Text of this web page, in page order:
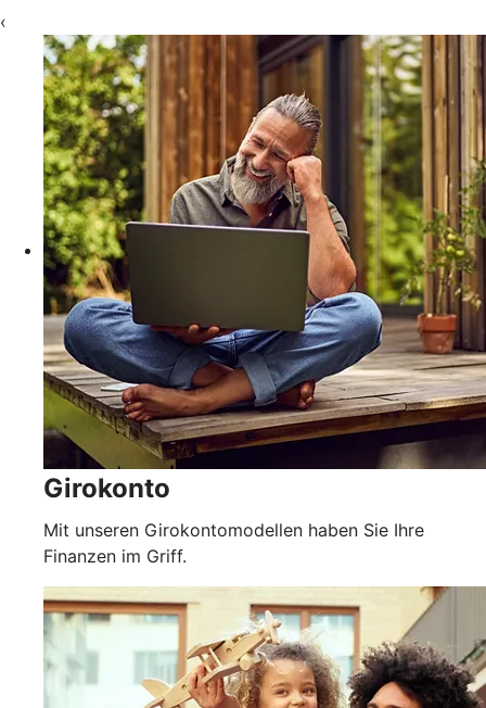
‹
Girokonto
Mit unseren Girokontomodellen haben Sie Ihre
Finanzen im Griff.